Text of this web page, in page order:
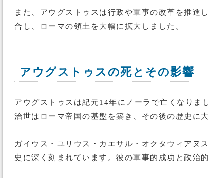
また、アウグストゥスは行政や軍事の改革を推進
合し、ローマの領土を大幅に拡大しました。
アウグストゥスの死とその影響
アウグストゥスは紀元14年にノーラで亡くなりま
治世はローマ帝国の基盤を築き、その後の歴史に
ガイウス・ユリウス・カエサル・オクタウィアヌ
史に深く刻まれています。彼の軍事的成功と政治